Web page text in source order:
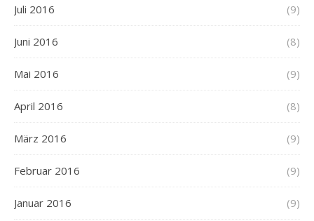
Juli 2016 (9)
Juni 2016 (8)
Mai 2016 (9)
April 2016 (8)
März 2016 (9)
Februar 2016 (9)
Januar 2016 (9)